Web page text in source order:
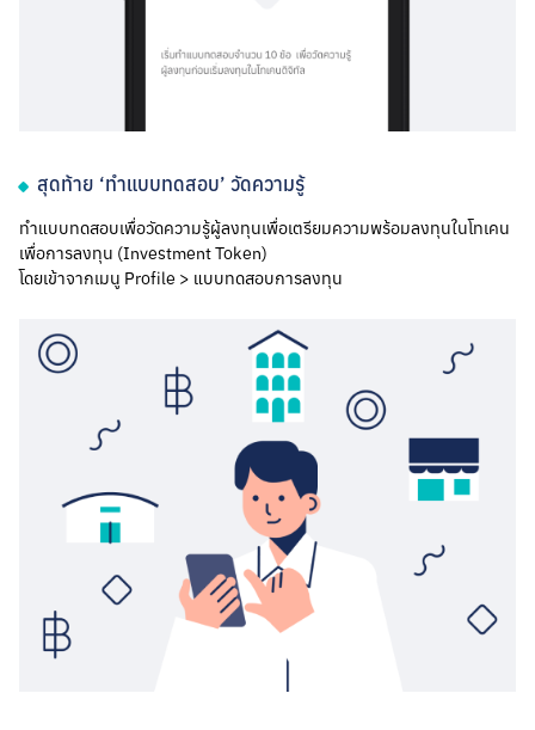
สุดท้าย ‘ทำแบบทดสอบ’ วัดความรู้
ทำแบบทดสอบเพื่อวัดความรู้ผู้ลงทุนเพื่อเตรียมความพร้อมลงทุนในโทเคน
เพื่อการลงทุน (Investment Token)
โดยเข้าจากเมนู Profile > แบบทดสอบการลงทุน